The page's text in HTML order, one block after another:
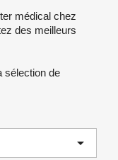
médical chez
des meilleurs
sélection de
